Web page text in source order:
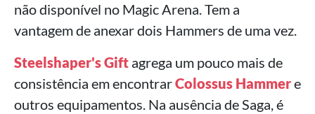
não disponível no Magic Arena. Tem a
vantagem de anexar dois Hammers de uma vez.
Steelshaper's Gift agrega um pouco mais de
consistência em encontrarColossus Hammere
outros equipamentos. Na ausência de Saga, é